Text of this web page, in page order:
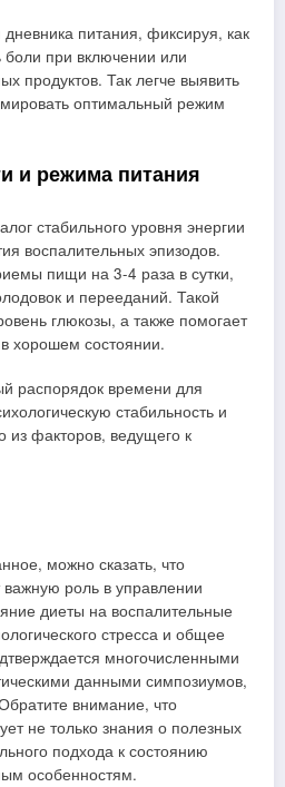
питания, фиксируя, как
боли при включении или
продуктов. Так легче выявить
оптимальный режим
и режима питания
стабильного уровня энергии
воспалительных эпизодов.
пищи на 3-4 раза в сутки,
и перееданий. Такой
глюкозы, а также помогает
хорошем состоянии.
распорядок времени для
стабильность и
из факторов, ведущего к
можно сказать, что
важную роль в управлении
диеты на воспалительные
стресса и общее
многочисленными
данными симпозиумов,
внимание, что
не только знания о полезных
подхода к состоянию
особенностям.